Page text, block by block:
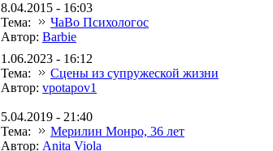
8.04.2015 - 16:03
Тема:
ЧаВо Психологос
Автор: Barbie
1.06.2023 - 16:12
Тема:
Сцены из супружеской жизни
Автор: vpotapov1
5.04.2019 - 21:40
Тема:
Мерилин Монро, 36 лет
Автор: Anita Viola